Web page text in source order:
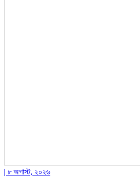
| ৮ অগাস্ট, ২০২৬